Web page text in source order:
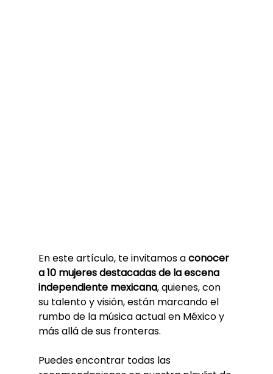
En este artículo, te invitamos a conocer
a 10 mujeres destacadas de la escena
independiente mexicana, quienes, con
su talento y visión, están marcando el
rumbo de la música actual en México y
más allá de sus fronteras.
Puedes encontrar todas las